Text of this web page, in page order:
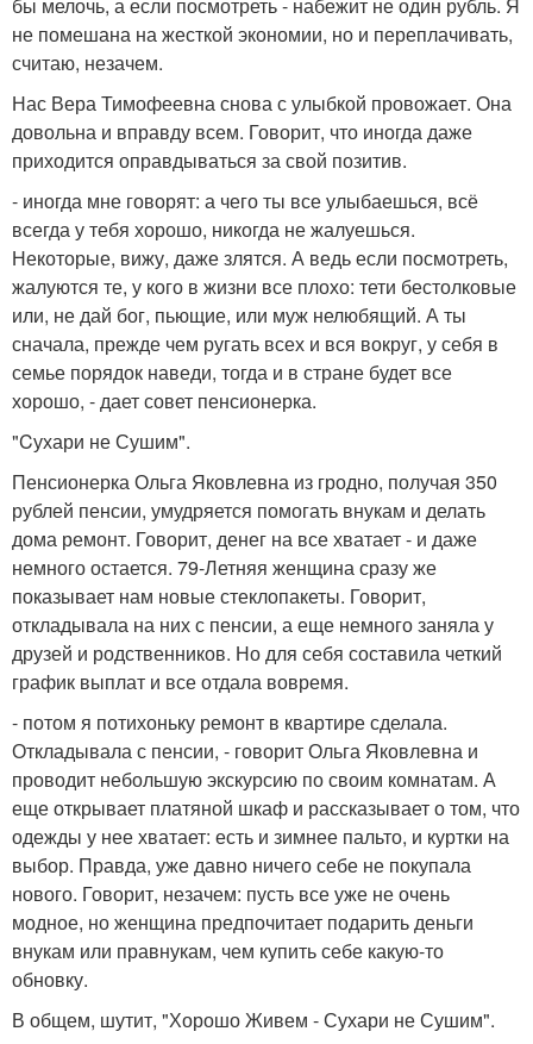
не помешана на жесткой экономии, но и переплачивать,
считаю, незачем.
Нас Вера Тимофеевна снова с улыбкой провожает. Она
довольна и вправду всем. Говорит, что иногда даже
приходится оправдываться за свой позитив.
- иногда мне говорят: а чего ты все улыбаешься, всё
всегда у тебя хорошо, никогда не жалуешься.
Некоторые, вижу, даже злятся. А ведь если посмотреть,
жалуются те, у кого в жизни все плохо: тети бестолковые
или, не дай бог, пьющие, или муж нелюбящий. А ты
сначала, прежде чем ругать всех и вся вокруг, у себя в
семье порядок наведи, тогда и в стране будет все
хорошо, - дает совет пенсионерка.
"Cухари не Сушим".
Пенсионерка Ольга Яковлевна из гродно, получая 350
рублей пенсии, умудряется помогать внукам и делать
дома ремонт. Говорит, денег на все хватает - и даже
немного остается. 79-Летняя женщина сразу же
показывает нам новые стеклопакеты. Говорит,
откладывала на них с пенсии, а еще немного заняла у
друзей и родственников. Но для себя составила четкий
график выплат и все отдала вовремя.
- потом я потихоньку ремонт в квартире сделала.
Откладывала с пенсии, - говорит Ольга Яковлевна и
проводит небольшую экскурсию по своим комнатам. А
еще открывает платяной шкаф и рассказывает о том, что
одежды у нее хватает: есть и зимнее пальто, и куртки на
выбор. Правда, уже давно ничего себе не покупала
нового. Говорит, незачем: пусть все уже не очень
модное, но женщина предпочитает подарить деньги
внукам или правнукам, чем купить себе какую-то
обновку.
В общем, шутит, "Хорошо Живем - Сухари не Сушим".